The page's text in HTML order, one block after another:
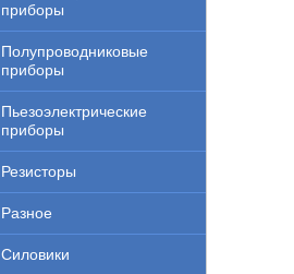
приборы
Полупроводниковые
приборы
Пьезоэлектрические
приборы
Резисторы
Разное
Силовики